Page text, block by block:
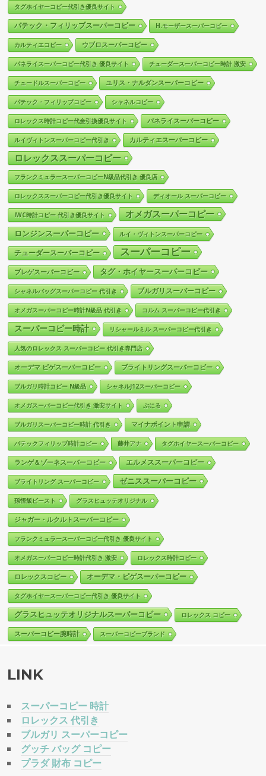
タグホイヤーコピー代引き優良サイト
パテック・フィリップスーパーコピー H.モーザースーパーコピー
カルティエコピー ウブロスーパーコピー
パネライスーパーコピー代引き 優良サイト チューダースーパーコピー時計 激安
チュードルスーパーコピー ユリス・ナルダンスーパーコピー
パテック・フィリップコピー シャネルコピー
ロレックス時計コピー代金引換優良サイト パネライスーパーコピー
ルイヴィトンスーパーコピー代引き カルティエスーパーコピー
ロレックススーパーコピー
フランクミュラースーパーコピーN級品代引き 優良店
ロレックススーパーコピー代引き優良サイト ディオール スーパーコピー
IWC時計コピー 代引き優良サイト オメガスーパーコピー
ロンジンスーパーコピー ルイ・ヴィトンスーパーコピー
チューダースーパーコピー スーパーコピー
ブレゲスーパーコピー タグ・ホイヤースーパーコピー
シャネルバッグスーパーコピー 代引き ブルガリスーパーコピー
オメガスーパーコピー時計N級品 代引き コルム スーパーコピー代引き
スーパーコピー時計 リシャールミル スーパーコピー代引き
人気のロレックス スーパーコピー 代引き専門店
オーデマ ピゲスーパーコピー ブライトリングスーパーコピー
ブルガリ時計コピー N級品 シャネルJ12スーパーコピー
オメガスーパーコピー代引き 激安サイト ぷにる
ブルガリスーパーコピー時計 代引き マイナポイント申請
パテックフィリップ時計コピー 藤井アナ タグホイヤースーパーコピー
ランゲ＆ゾーネスーパーコピー エルメススーパーコピー
ブライトリング スーパーコピー ゼニススーパーコピー
孫悟飯ビースト グラスヒュッテオリジナル
ジャガー・ルクルトスーパーコピー
フランクミュラースーパーコピー代引き 優良サイト
オメガスーパーコピー時計代引き 激安 ロレックス時計コピー
ロレックスコピー オーデマ・ピゲスーパーコピー
タグホイヤースーパーコピー代引き 優良サイト
グラスヒュッテオリジナルスーパーコピー ロレックス コピー
スーパーコピー腕時計 スーパーコピーブランド
LINK
スーパーコピー 時計
ロレックス 代引き
ブルガリ スーパーコピー
グッチ バッグ コピー
プラダ 財布 コピー